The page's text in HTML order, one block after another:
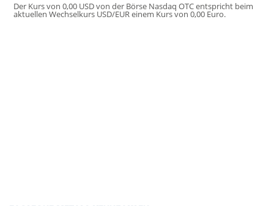
Der Kurs von 0,00 USD von der Börse Nasdaq OTC entspricht beim
aktuellen Wechselkurs USD/EUR einem Kurs von 0,00 Euro.